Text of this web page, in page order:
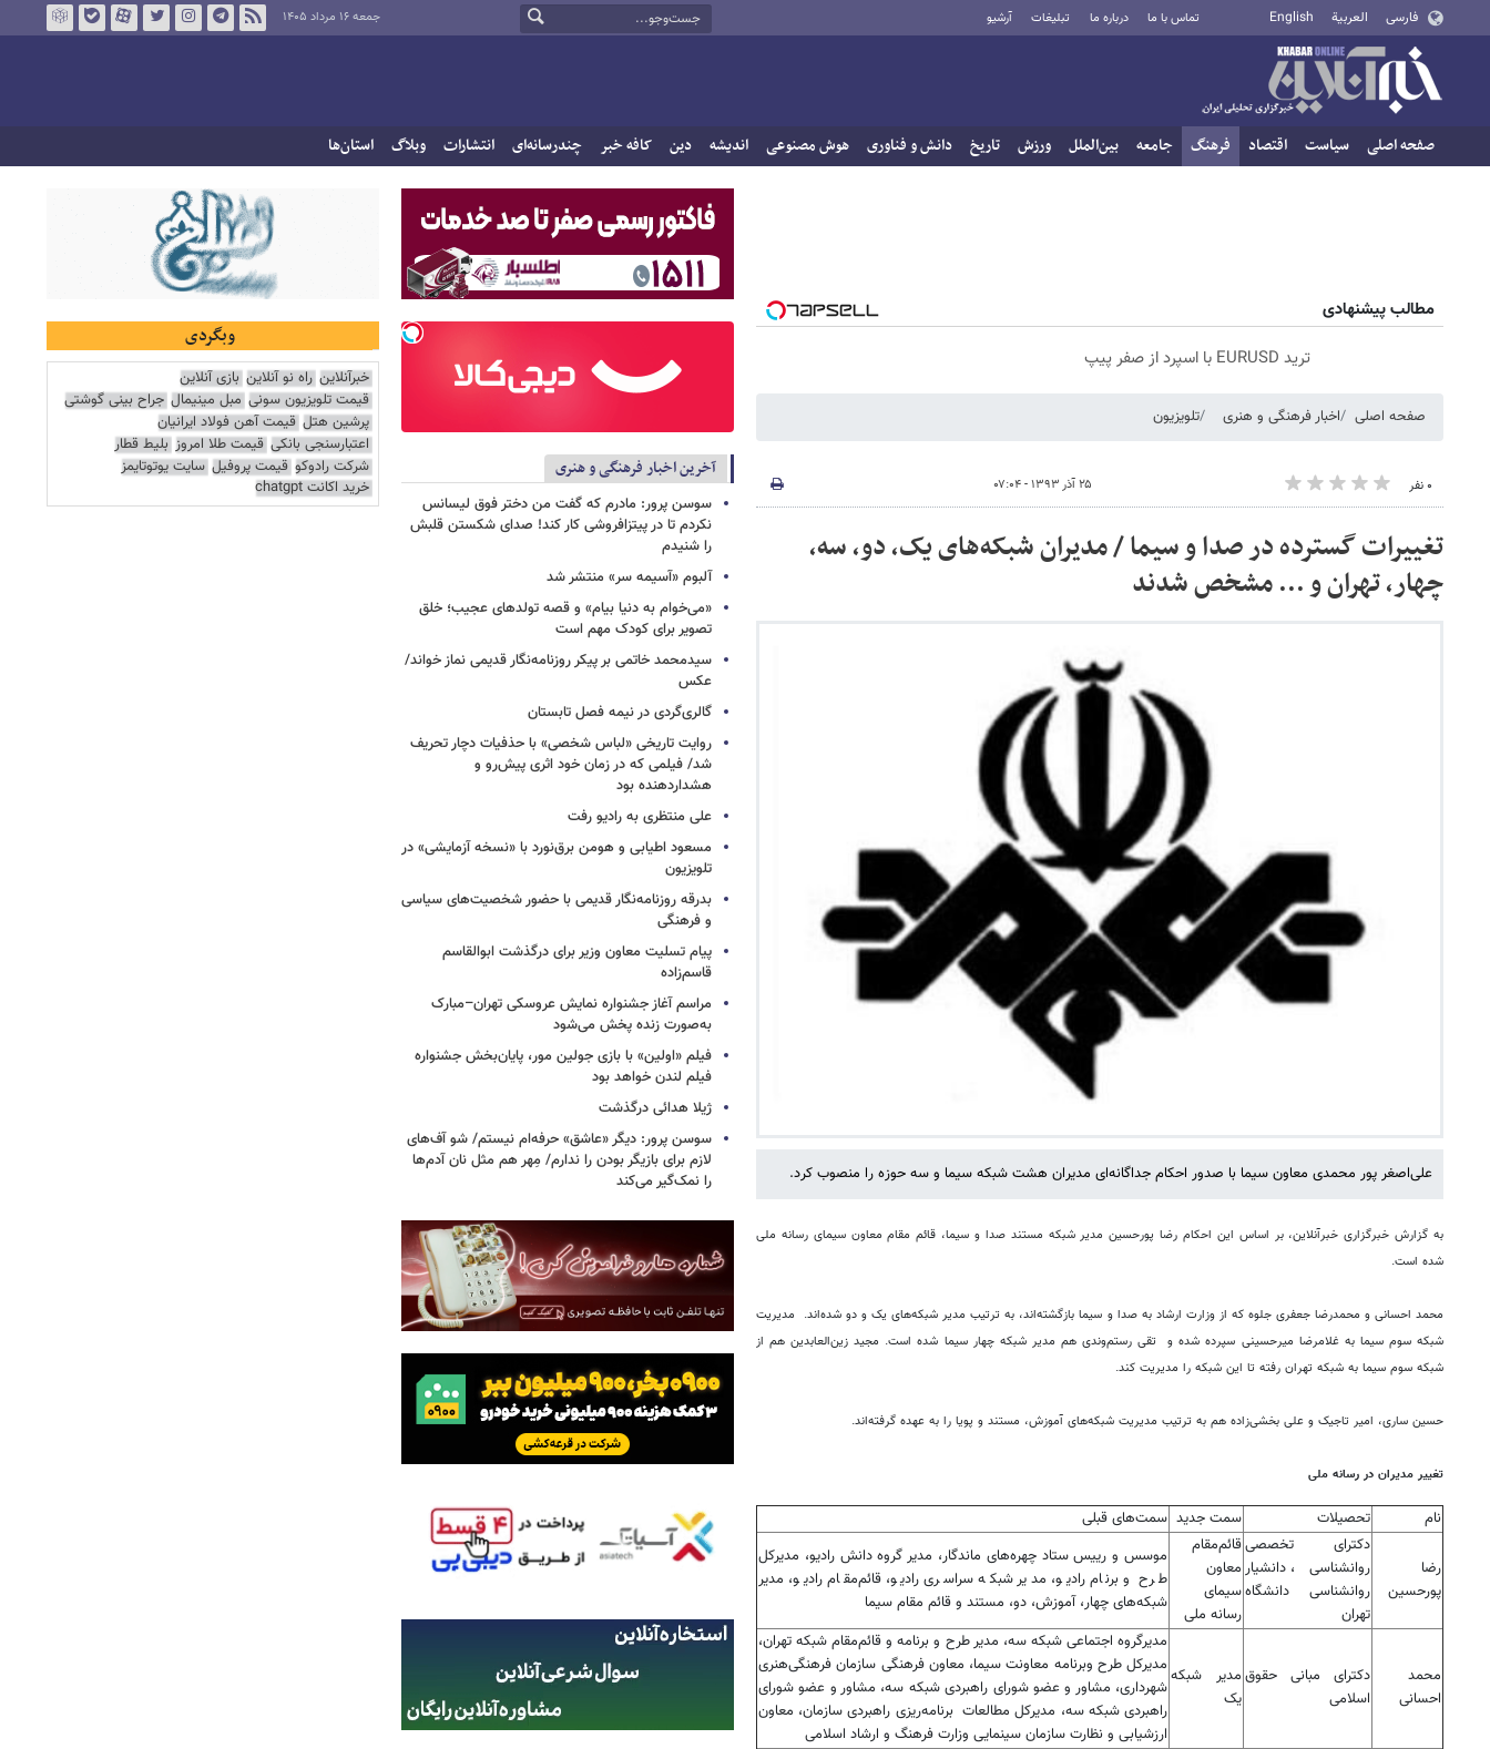
فارسی العربية English تماس با ما درباره ما تبلیغات آرشیو جمعه ۱۶ مرداد ۱۴۰۵
صفحه اصلی سیاست اقتصاد فرهنگ جامعه بین‌الملل ورزش تاریخ دانش و فناوری هوش مصنوعی اندیشه دین کافه خبر چندرسانه‌ای انتشارات وبلاگ استان‌ها
مطالب پیشنهادی
ترید EURUSD با اسپرد از صفر پیپ
صفحه اصلی اخبار فرهنگی و هنری تلویزیون
۰ نفر ۲۵ آذر ۱۳۹۳ - ۰۷:۰۴
تغییرات گسترده در صدا و سیما / مدیران شبکه‌های یک، دو، سه،
چهار، تهران و ... مشخص شدند
علی‌اصغر پور محمدی معاون سیما با صدور احکام جداگانه‌ای مدیران هشت شبکه سیما و سه حوزه را منصوب کرد.
به گزارش خبرگزاری خبرآنلاین، بر اساس این احکام رضا پورحسین مدیر شبکه مستند صدا و سیما، قائم مقام معاون سیمای رسانه ملی
شده است.
محمد احسانی و محمدرضا جعفری جلوه که از وزارت ارشاد به صدا و سیما بازگشته‌اند، به ترتیب مدیر شبکه‌های یک و دو شده‌اند. مدیریت
شبکه سوم سیما به غلامرضا میرحسینی سپرده شده و تقی رستم‌وندی هم مدیر شبکه چهار سیما شده است. مجید زین‌العابدین هم از
شبکه سوم سیما به شبکه تهران رفته تا این شبکه را مدیریت کند.
حسین ساری، امیر تاجیک و علی بخشی‌زاده هم به ترتیب مدیریت شبکه‌های آموزش، مستند و پویا را به عهده‌ گرفته‌اند.
تغییر مدیران در رسانه ملی
نام تحصیلات سمت جدید سمت‌های قبلی
رضا
پورحسین
دکترای تخصصی
روانشناسی، دانشیار
روانشناسی دانشگاه
تهران
قائم‌مقام
معاون
سیمای
رسانه ملی
موسس و رییس ستاد چهره‌های ماندگار، مدیر گروه دانش رادیو، مدیرکل
طرح و برنام رادیو، مدیر شبکه‌ سراسری رادیو، قائم‌مقام رادیو، مدیر
شبکه‌های چهار، آموزش، دو، مستند و قائم مقام سیما
محمد
احسانی
دکترای مبانی حقوق
اسلامی
مدیر شبکه
یک
مدیرگروه اجتماعی شبکه سه، مدیر طرح و برنامه و قائم‌مقام شبکه تهران،
مدیرکل طرح وبرنامه معاونت سیما، معاون فرهنگی سازمان فرهنگی‌هنری
شهرداری، مشاور و عضو شورای راهبردی شبکه سه، مشاور و عضو شورای
راهبردی شبکه سه، مدیرکل مطالعات برنامه‌ریزی راهبردی سازمان، معاون
ارزشیابی و نظارت سازمان سینمایی وزارت فرهنگ و ارشاد اسلامی
آخرین اخبار فرهنگی و هنری
سوسن پرور: مادرم که گفت من دختر فوق‌ لیسانس
نکردم تا در پیتزافروشی کار کند! صدای شکستن قلبش
را شنیدم
آلبوم «آسیمه سر» منتشر شد
«می‌خوام به دنیا بیام» و قصه تولدهای عجیب؛ خلق
تصویر برای کودک مهم است
سیدمحمد خاتمی بر پیکر روزنامه‌نگار قدیمی نماز خواند/
عکس
گالری‌گردی در نیمه فصل تابستان
روایت تاریخی «لباس شخصی» با حذفیات دچار تحریف
شد/ فیلمی که در زمان خود اثری پیش‌رو و
هشداردهنده بود
علی منتظری به رادیو رفت
مسعود اطیابی و هومن برق‌نورد با «نسخه آزمایشی» در
تلویزیون
بدرقه روزنامه‌نگار قدیمی با حضور شخصیت‌های سیاسی
و فرهنگی
پیام تسلیت معاون وزیر برای درگذشت ابوالقاسم
قاسم‌زاده
مراسم آغاز جشنواره نمایش عروسکی تهران–مبارک
به‌صورت زنده پخش می‌شود
فیلم «اولین» با بازی جولین مور، پایان‌بخش جشنواره
فیلم لندن خواهد بود
ژیلا هدائی درگذشت
سوسن پرور: دیگر «عاشق» حرفه‌ام نیستم/ شو آف‌های
لازم برای بازیگر بودن را ندارم/ مِهر هم مثل نان آدم‌ها
را نمک‌گیر می‌کند
وبگردی
خبرآنلاین راه نو آنلاین بازی آنلاین
قیمت تلویزیون سونی مبل مینیمال جراح بینی گوشتی
پرشین هتل قیمت آهن فولاد ایرانیان
اعتبارسنجی بانکی قیمت طلا امروز بلیط قطار
شرکت رادوکو قیمت پروفیل سایت یوتوتایمز
خرید اکانت chatgpt